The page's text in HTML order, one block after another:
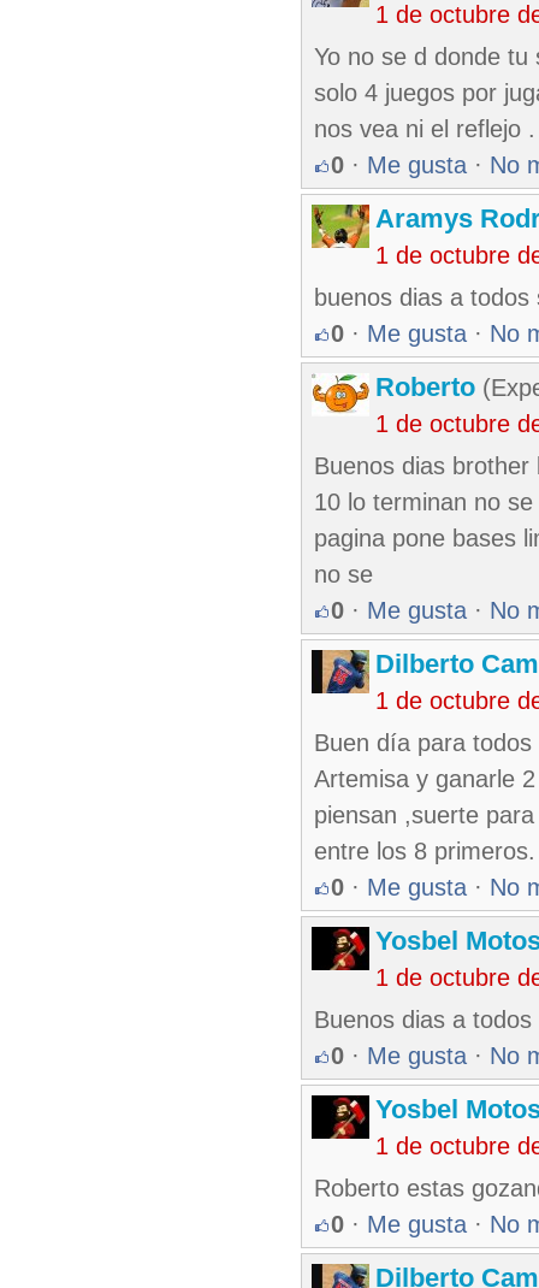
1 de octubre
Yo no se d donde
solo 4 juegos por
nos vea ni el reflejo .
0 · Me gusta · No
Aramys
1 de octubre
buenos dias a
0 · Me gusta · No
Roberto
1 de octubre
Buenos dias
10 lo terminan no
pagina pone bases
no se
0 · Me gusta · No
Dilberto
1 de octubre
Buen día para
Artemisa y ganarle
piensan ,suerte
entre los 8 primeros.
0 · Me gusta · No
Yosbel
1 de octubre
Buenos dias a
0 · Me gusta · No
Yosbel
1 de octubre
Roberto estas
0 · Me gusta · No
Dilberto